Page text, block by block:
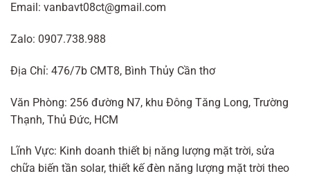
Email: vanbavt08ct@gmail.com
Zalo: 0907.738.988
Địa Chỉ: 476/7b CMT8, Bình Thủy Cần thơ
Văn Phòng: 256 đường N7, khu Đông Tăng Long, Trường
Thạnh, Thủ Đức, HCM
Lĩnh Vực: Kinh doanh thiết bị năng lượng mặt trời, sửa
chữa biến tần solar, thiết kế đèn năng lượng mặt trời theo